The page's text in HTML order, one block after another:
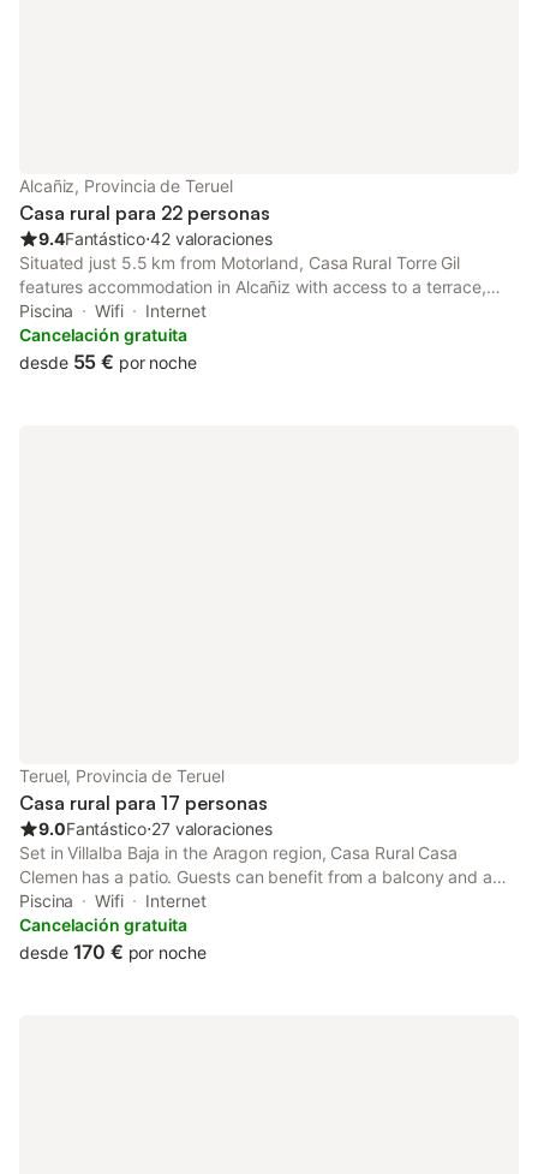
Alcañiz, Provincia de Teruel
Casa rural para 22 personas
9.4Fantástico⋅42 valoraciones
Situated just 5.5 km from Motorland, Casa Rural Torre Gil
features accommodation in Alcañiz with access to a terrace,
barbecue facilities, as well as a 24-hour front desk. This country
house has a private pool, a garden and free private parking.
Piscina Wifi
Internet
Cancelación gratuita
desde 55 € por noche
Teruel, Provincia de Teruel
Casa rural para 17 personas
9.0Fantástico⋅27 valoraciones
Set in Villalba Baja in the Aragon region, Casa Rural Casa
Clemen has a patio. Guests can benefit from a balcony and a
picnic area. Free WiFi is included throughout the property.
Piscina Wifi
Internet
Cancelación gratuita
desde 170 € por noche